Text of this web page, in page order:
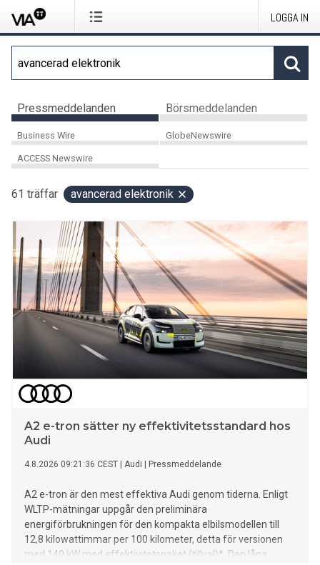
LOGGA IN
Pressmeddelanden Börsmeddelanden
Business Wire GlobeNewswire
ACCESS Newswire
61 träffar avancerad elektronik
A2 e-tron sätter ny effektivitetsstandard hos
Audi
4.8.2026 09:21:36 CEST Audi Pressmeddelande
A2 e-tron är den mest effektiva Audi genom tiderna. Enligt
WLTP-mätningar uppgår den preliminära
energiförbrukningen för den kompakta elbilsmodellen till
12,8 kilowattimmar per 100 kilometer, detta för versionen
med 140 kW med effektivitetspaket (tillval)*. Den låga